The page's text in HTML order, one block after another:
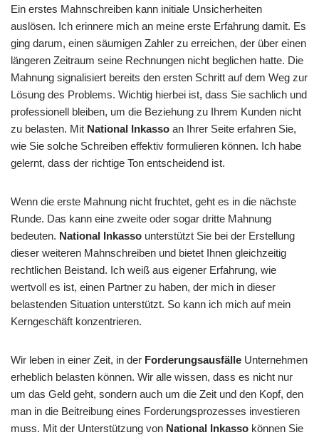
Ein erstes Mahnschreiben kann initiale Unsicherheiten
auslösen. Ich erinnere mich an meine erste Erfahrung damit. Es
ging darum, einen säumigen Zahler zu erreichen, der über einen
längeren Zeitraum seine Rechnungen nicht beglichen hatte. Die
Mahnung signalisiert bereits den ersten Schritt auf dem Weg zur
Lösung des Problems. Wichtig hierbei ist, dass Sie sachlich und
professionell bleiben, um die Beziehung zu Ihrem Kunden nicht
zu belasten. Mit National Inkasso an Ihrer Seite erfahren Sie,
wie Sie solche Schreiben effektiv formulieren können. Ich habe
gelernt, dass der richtige Ton entscheidend ist.
Wenn die erste Mahnung nicht fruchtet, geht es in die nächste
Runde. Das kann eine zweite oder sogar dritte Mahnung
bedeuten. National Inkasso unterstützt Sie bei der Erstellung
dieser weiteren Mahnschreiben und bietet Ihnen gleichzeitig
rechtlichen Beistand. Ich weiß aus eigener Erfahrung, wie
wertvoll es ist, einen Partner zu haben, der mich in dieser
belastenden Situation unterstützt. So kann ich mich auf mein
Kerngeschäft konzentrieren.
Wir leben in einer Zeit, in der Forderungsausfälle Unternehmen
erheblich belasten können. Wir alle wissen, dass es nicht nur
um das Geld geht, sondern auch um die Zeit und den Kopf, den
man in die Beitreibung eines Forderungsprozesses investieren
muss. Mit der Unterstützung von National Inkasso können Sie